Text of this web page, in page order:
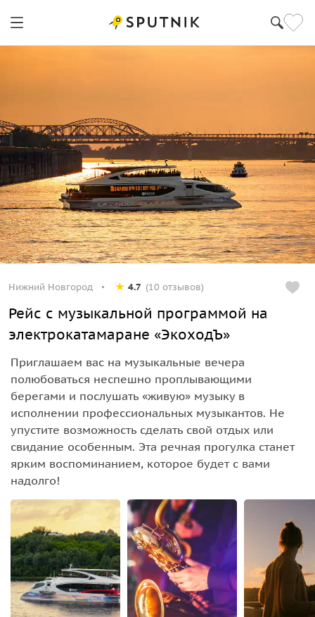
Нижний Новгород 4.7 (10 отзывов)
Рейс с музыкальной программой на
электрокатамаране «ЭкоходЪ»
Приглашаем вас на музыкальные вечера
полюбоваться неспешно проплывающими
берегами и послушать «живую» музыку в
исполнении профессиональных музыкантов. Не
упустите возможность сделать свой отдых или
свидание особенным. Эта речная прогулка станет
ярким воспоминанием, которое будет с вами
надолго!